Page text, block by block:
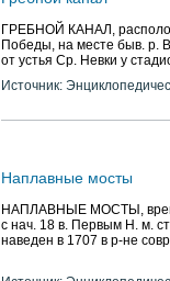
ГРЕБНОЙ КАНАЛ,
Победы, на месте быв. р.
от устья Ср. Невки у
Источник:
Наплавные мосты
НАПЛАВНЫЕ МОСТЫ, врем.
с нач. 18 в. Первым Н. м.
наведен в 1707 в р-не совр